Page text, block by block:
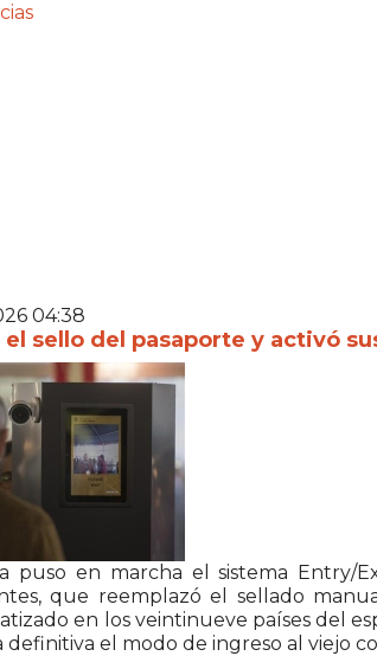
04:38
el sello del pasaporte y activó
puso en marcha el sistema Entry/
que reemplazó el sellado
en los veintinueve países del
definitiva el modo de ingreso al viejo